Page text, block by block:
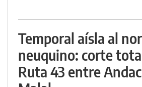
Temporal aísla al
neuquino: corte
Ruta 43 entre